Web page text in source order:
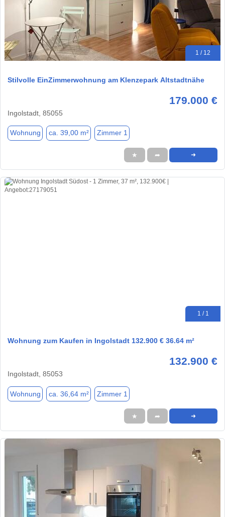
1 / 12
Stilvolle EinZimmerwohnung am Klenzepark Altstadtnähe
179.000 €
Ingolstadt, 85055
Wohnung ca. 39,00 m² Zimmer 1
★ ➦ ➜
1 / 1
Wohnung zum Kaufen in Ingolstadt 132.900 € 36.64 m²
132.900 €
Ingolstadt, 85053
Wohnung ca. 36,64 m² Zimmer 1
★ ➦ ➜